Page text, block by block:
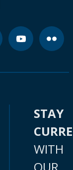
STAY
WITH